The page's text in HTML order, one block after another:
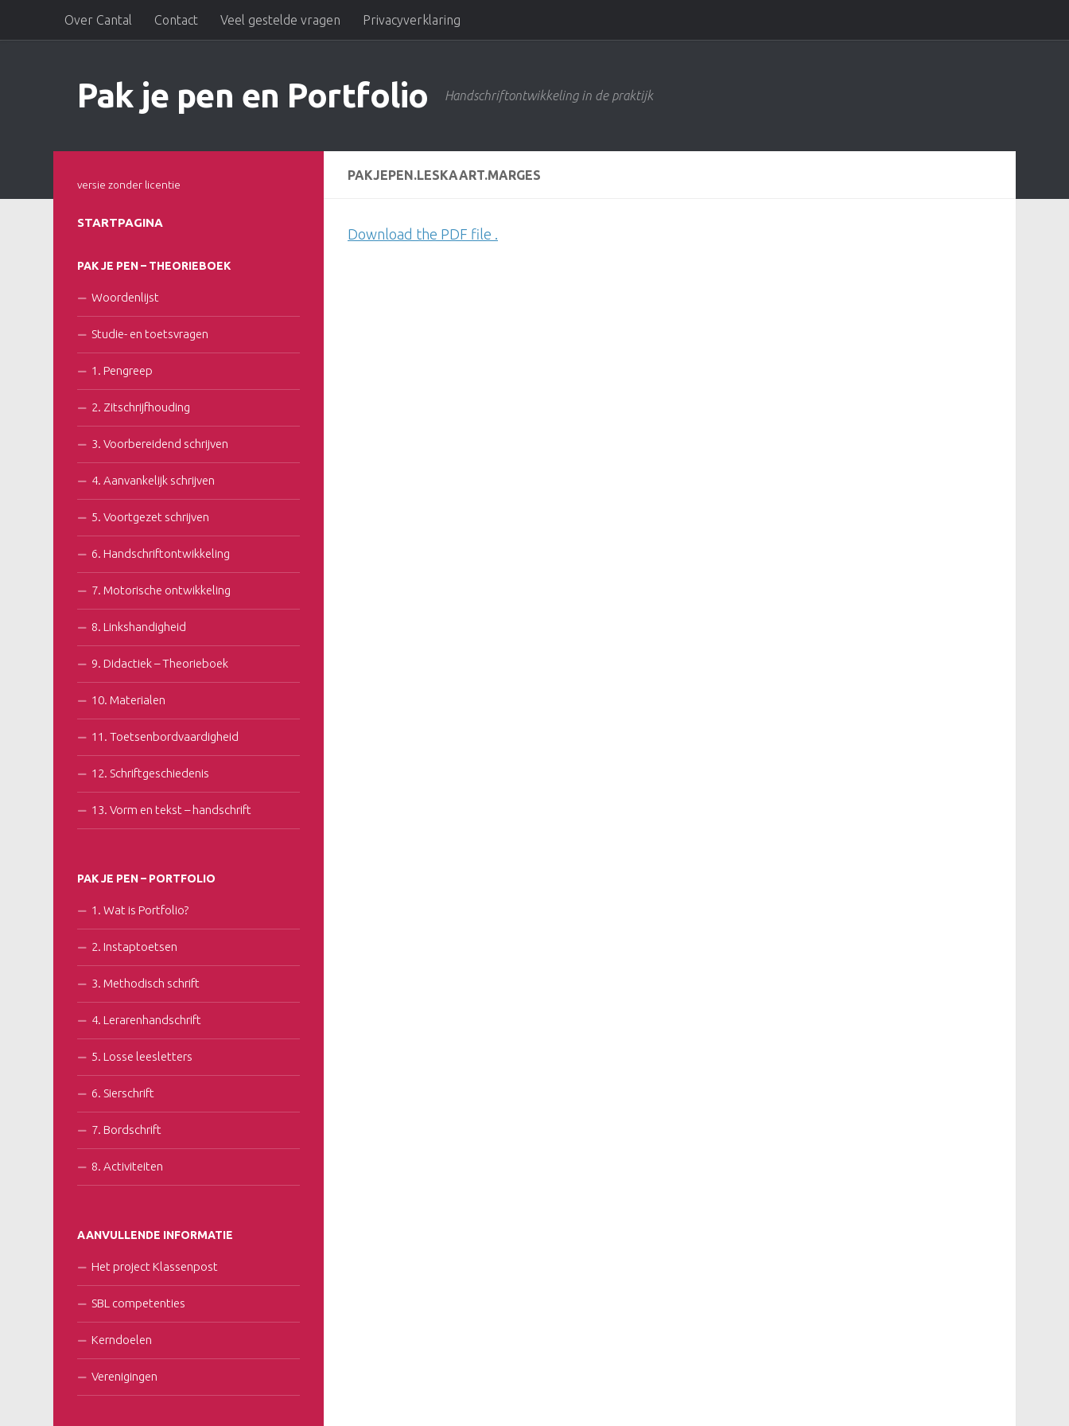
Doorgaan naar inhoud
Over Cantal Contact Veel gestelde vragen Privacyverklaring
Pak je pen en Portfolio Handschriftontwikkeling in de praktijk
PAKJEPEN.LESKAART.MARGES
Download the PDF file .
versie zonder licentie
STARTPAGINA
PAK JE PEN – THEORIEBOEK
Woordenlijst
Studie- en toetsvragen
1. Pengreep
2. Zitschrijfhouding
3. Voorbereidend schrijven
4. Aanvankelijk schrijven
5. Voortgezet schrijven
6. Handschriftontwikkeling
7. Motorische ontwikkeling
8. Linkshandigheid
9. Didactiek – Theorieboek
10. Materialen
11. Toetsenbordvaardigheid
12. Schriftgeschiedenis
13. Vorm en tekst – handschrift
PAK JE PEN – PORTFOLIO
1. Wat is Portfolio?
2. Instaptoetsen
3. Methodisch schrift
4. Lerarenhandschrift
5. Losse leesletters
6. Sierschrift
7. Bordschrift
8. Activiteiten
AANVULLENDE INFORMATIE
Het project Klassenpost
SBL competenties
Kerndoelen
Verenigingen